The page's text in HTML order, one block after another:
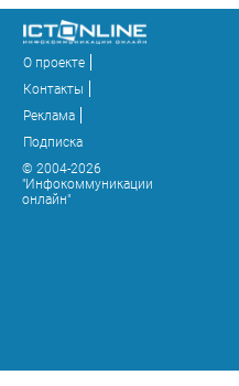
О проекте
Контакты
Реклама
Подписка
© 2004-2026
"Инфокоммуникации
онлайн"